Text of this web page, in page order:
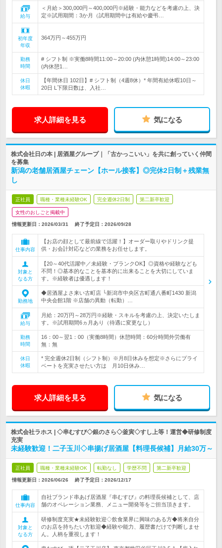
給与
＜月給＞300,000円～400,000円※経験・能力などを考慮の上、決
定※試用期間：3か月（試用期間中は有給や慶弔…
初年度
年収
364万円～455万円
勤務
時間
# シフト制 ※実働8時間11:00～20:00 (内休憩1時間)14:00～23:00
(内休憩1…
休日
休暇
【年間休日 102日】# シフト制（4週8休）* 年間有給休暇10日～
20日 L下限日数は、入社…
求人詳細を見る 気になる
株式会社日の本 | 居酒屋グループ｜「古かっこいい」を共に創っていく仲間
を募集
新潟の老舗居酒屋チェーン【ホール接客】◎完休2日制＋残業無
し
正社員 職種・業種未経験OK 完全週休2日制 第二新卒歓迎
女性のおしごと掲載中
情報更新日：2026/03/31 終了予定日： 2026/09/28
仕事内容
【お店の顔として最前線で活躍！】オーダー取りやドリンク提
供・お会計対応などの業務をお任せします。
対象と
なる方
【20～40代活躍中／未経験・ブランクOK】◎資格や経験なども
不問！◎基本的なことを基本的に出来ることを大切にしていま
す。※経験者は優遇します！
勤務地
◆居酒屋よさ来い古町店 └新潟市中央区古町通八番町1430 新潟
中央会館1階 ※店舗の異動（転勤）…
給与
月給：20万円～28万円※経験・スキルを考慮の上、決定いたしま
す。※試用期間6ヵ月あり（待遇に変更なし）
勤務
時間
16：00～翌1：00（実働8時間）休憩時間：60分時間外労働有
無：無
休日
休暇
* 完全週休2日制（シフト制）※月8日休みを想定※さらにプライ
ベートを充実させたい方は 月10日休み…
求人詳細を見る 気になる
株式会社ラホス | ◇串むすび◇銀のさら◇釜寅◇すし上等！運営◆研修制度
充実
未経験歓迎！二子玉川◇串揚げ居酒屋【料理長候補】月給30万～
正社員 職種・業種未経験OK 転勤なし 学歴不問 第二新卒歓迎
情報更新日：2026/06/26 終了予定日： 2026/12/17
仕事内容
自社ブランド串あげ居酒屋『串むすび』の料理長候補として、店
舗のオペレーション業務、メニュー開発等をご担当頂きます。
対象と
なる方
研修制度充実★未経験歓迎◇飲食業界に興味のある方◆将来自分
のお店を持ちたい方歓迎◆経験や能力、履歴書だけで判断しませ
ん。人柄を重視します！